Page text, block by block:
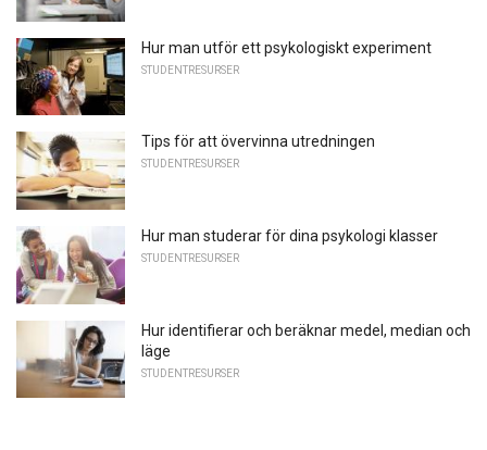
Hur man utför ett psykologiskt experiment
STUDENTRESURSER
Tips för att övervinna utredningen
STUDENTRESURSER
Hur man studerar för dina psykologi klasser
STUDENTRESURSER
Hur identifierar och beräknar medel, median och
läge
STUDENTRESURSER